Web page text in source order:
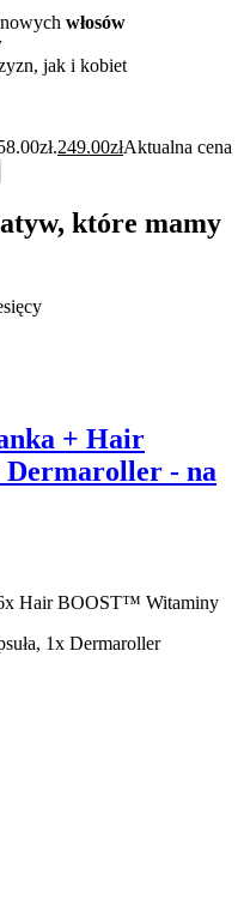
włosów
jak i kobiet
249.00złAktualna cena
które mamy
+ Hair
- na
Hair BOOST™ Witaminy
1x Dermaroller